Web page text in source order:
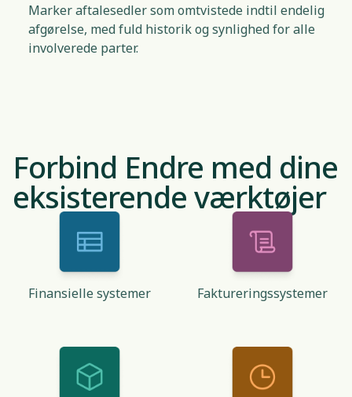
Marker aftalesedler som omtvistede indtil endelig
afgørelse, med fuld historik og synlighed for alle
involverede parter.
Forbind Endre med dine
eksisterende værktøjer
Finansielle systemer Faktureringssystemer